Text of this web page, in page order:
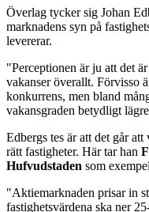
Överlag tycker sig Johan
marknadens syn på
levererar.
"Perceptionen är ju att det
vakanser överallt. Förvisso
konkurrens, men bland
vakansgraden betydligt
Edbergs tes är att det går
rätt fastigheter. Här tar han
Hufvudstaden som
"Aktiemarknaden prisar in
fastighetsvärdena ska ner